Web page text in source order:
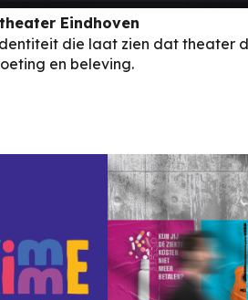
Eindhoven
die laat zien dat theater
en beleving.